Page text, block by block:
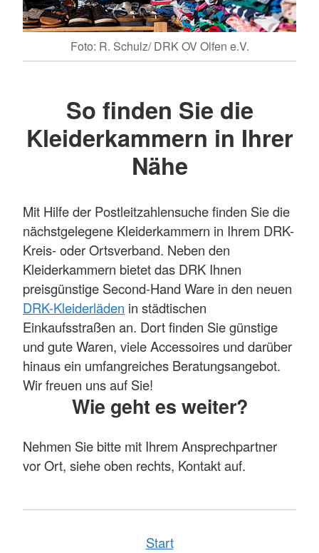
Foto: R. Schulz/ DRK OV Olfen e.V.
So finden Sie die
Kleiderkammern in Ihrer
Nähe
Mit Hilfe der Postleitzahlensuche finden Sie die
nächstgelegene Kleiderkammern in Ihrem DRK-
Kreis- oder Ortsverband. Neben den
Kleiderkammern bietet das DRK Ihnen
preisgünstige Second-Hand Ware in den neuen
DRK-Kleiderläden in städtischen
Einkaufsstraßen an. Dort finden Sie günstige
und gute Waren, viele Accessoires und darüber
hinaus ein umfangreiches Beratungsangebot.
Wir freuen uns auf Sie!
Wie geht es weiter?
Nehmen Sie bitte mit Ihrem Ansprechpartner
vor Ort, siehe oben rechts, Kontakt auf.
Start